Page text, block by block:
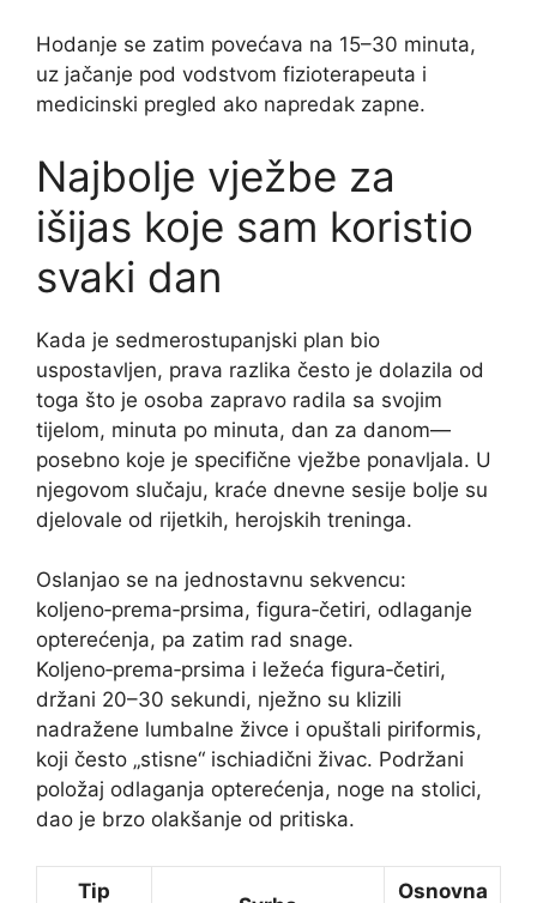
Hodanje se zatim povećava na 15–30 minuta,
uz jačanje pod vodstvom fizioterapeuta i
medicinski pregled ako napredak zapne.
Najbolje vježbe za
išijas koje sam koristio
svaki dan
Kada je sedmerostupanjski plan bio
uspostavljen, prava razlika često je dolazila od
toga što je osoba zapravo radila sa svojim
tijelom, minuta po minuta, dan za danom—
posebno koje je specifične vježbe ponavljala. U
njegovom slučaju, kraće dnevne sesije bolje su
djelovale od rijetkih, herojskih treninga.
Oslanjao se na jednostavnu sekvencu:
koljeno‑prema‑prsima, figura‑četiri, odlaganje
opterećenja, pa zatim rad snage.
Koljeno‑prema‑prsima i ležeća figura‑četiri,
držani 20–30 sekundi, nježno su klizili
nadražene lumbalne živce i opuštali piriformis,
koji često „stisne“ ischiadični živac. Podržani
položaj odlaganja opterećenja, noge na stolici,
dao je brzo olakšanje od pritiska.
Tip
Osnovna